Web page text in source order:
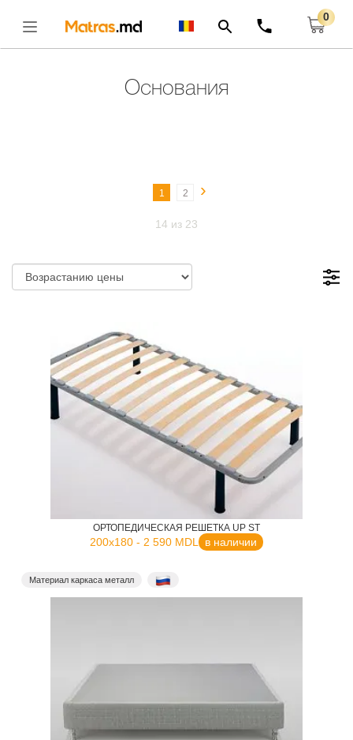
0
Основания
1 2 ›
14 из 23
ОРТОПЕДИЧЕСКАЯ РЕШЕТКА UP ST
200x180 - 2 590 MDL в наличии
Материал каркаса металл